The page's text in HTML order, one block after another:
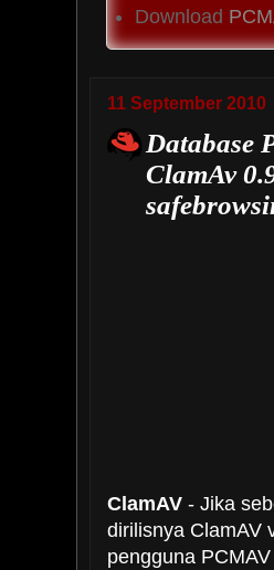
Download
11 September 2010
Database
ClamAv
ClamAV - Jika
dirilisnya ClamAV
pengguna